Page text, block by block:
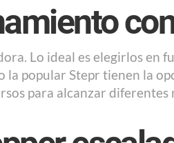
Lo ideal es elegirlos en
la popular Stepr tienen la
para alcanzar diferentes